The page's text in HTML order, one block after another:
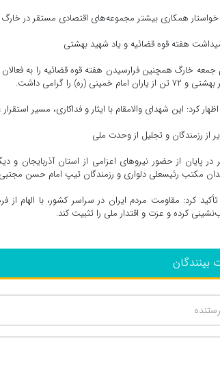
همکاری بیشتر مجموعه‌های اقتصادی مستقر در
هفته قوه قضائیه و یاد شهید بهشتی
جمعه خارگ همچنین فرارسیدن هفته قوه قضائیه را به
از یاران امام خمینی (ره) را گرامی داشت.
کرد: این شهدای والامقام با ایثار و فداکاری، مسیر
از رزمندگان و تجلیل از وحدت ملی
در پایان از حضور نیروهای اعزامی از استان آذربایجان
مکتب رئیسعلی دلواری و رزمندگان تیپ امام حسن
کرد: مقاومت مردم ایران در سراسر کشور، با الهام
کرده و عزت و اقتدار ملی را تثبیت کند.
بینندگان